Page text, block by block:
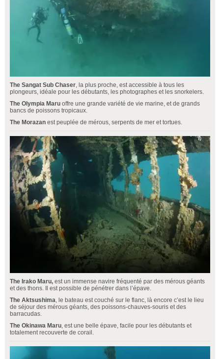
The Sangat Sub Chaser , la plus proche, est accessible à tous les
plongeurs, idéale pour les débutants, les photographes et les snorkelers.
The Olympia Maru offre une grande variété de vie marine, et de grands
bancs de poissons tropicaux.
The Morazan est peuplée de mérous, serpents de mer et tortues.
The Irako Maru, est un immense navire fréquenté par des mérous géants
et des thons. Il est possible de pénétrer dans l’épave.
The Aktsushima, le bateau est couché sur le flanc, là encore c’est le lieu
de séjour des mérous géants, des poissons-chauves-souris et des
barracudas.
The Okinawa Maru, est une belle épave, facile pour les débutants et
totalement recouverte de corail.